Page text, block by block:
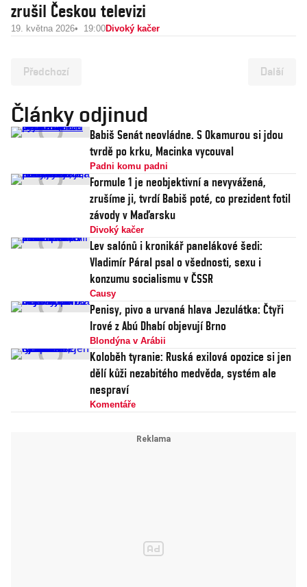
zrušil Českou televizi
19. května 2026 19:00Divoký kačer
Předchozí Další
Články odjinud
Babiš Senát neovládne. S Okamurou si jdou
tvrdě po krku, Macinka vycouval
Padni komu padni
Formule 1 je neobjektivní a nevyvážená,
zrušíme ji, tvrdí Babiš poté, co prezident fotil
závody v Maďarsku
Divoký kačer
Lev salónů i kronikář panelákové šedi:
Vladimír Páral psal o všednosti, sexu i
konzumu socialismu v ČSSR
Causy
Penisy, pivo a urvaná hlava Jezulátka: Čtyři
Irové z Abú Dhabí objevují Brno
Blondýna v Arábii
Koloběh tyranie: Ruská exilová opozice si jen
dělí kůži nezabitého medvěda, systém ale
nespraví
Komentáře